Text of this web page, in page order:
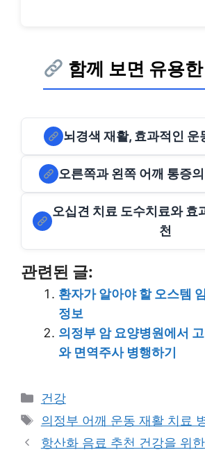
함께 보면 유용
뇌경색 재활, 효과적인 운
오른쪽과 왼쪽 어깨 통증
오십견 치료 도수치료와 효
천
관련된 글:
환자가 알아야 할 오스템
정보
의정부 암 요양병원에서
와 면역주사 병행하기
Categories
건강
Tags
의정부 어깨 운동 재활 치료
항산화 음료 추천 건강을 위